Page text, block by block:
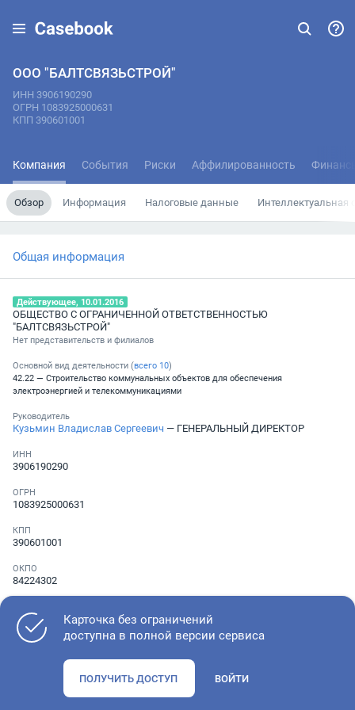
ООО "БАЛТСВЯЗЬСТРОЙ"
ИНН 3906190290
ОГРН 1083925000631
КПП 390601001
Компания События Риски Аффилированность
Обзор Информация Налоговые данные Интеллектуальная
Общая информация
Действующее, 10.01.2016
ОБЩЕСТВО С ОГРАНИЧЕННОЙ ОТВЕТСТВЕННОСТЬЮ
"БАЛТСВЯЗЬСТРОЙ"
Нет представительств и филиалов
Основной вид деятельности (всего 10)
42.22 — Строительство коммунальных объектов для обеспечения
электроэнергией и телекоммуникациями
Руководитель
Кузьмин Владислав Сергеевич — ГЕНЕРАЛЬНЫЙ ДИРЕКТОР
ИНН
3906190290
ОГРН
1083925000631
КПП
390601001
ОКПО
84224302
░ ░░░ ░░░░░░░,░ ░░░ ░░░░░░░
Как оценить состояние компании
Карточка без ограничений
доступна в полной версии сервиса
ПОЛУЧИТЬ ДОСТУП ВОЙТИ